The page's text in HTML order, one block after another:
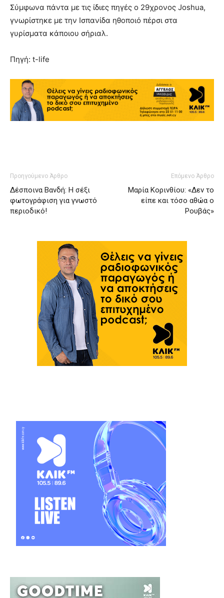
Σύμφωνα πάντα με τις ίδιες πηγές ο 29χρονος Joshua,
γνωρίστηκε με την Ισπανίδα ηθοποιό πέρσι στα
γυρίσματα κάποιου σήριαλ.
Πηγή: t-life
Προηγούμενο Άρθρο
Δέσποινα Βανδή: Η σέξι
φωτογράφιση για γνωστό
περιοδικό!
Επόμενο Άρθρο
Μαρία Κορινθίου: «Δεν το
είπε και τόσο αθώα ο
Ρουβάς»